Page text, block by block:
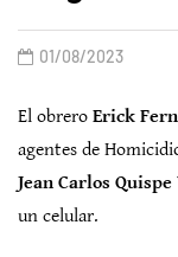
01/08/2023
El obrero Erick
agentes de
Jean Carlos
un celular.